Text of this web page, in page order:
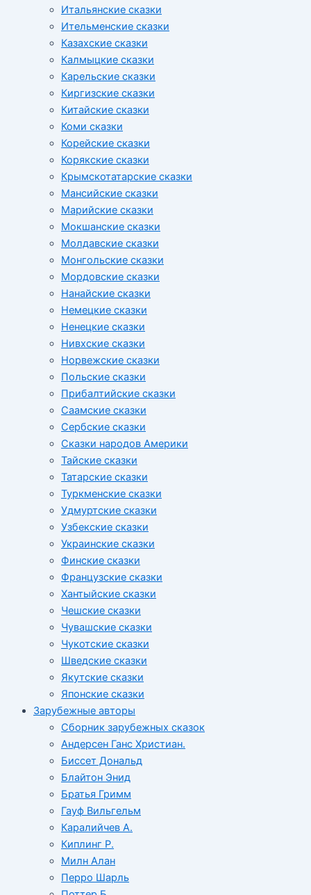
Итальянские сказки
Ительменские сказки
Казахские сказки
Калмыцкие сказки
Карельские сказки
Киргизские сказки
Китайские сказки
Коми сказки
Корейские сказки
Корякские сказки
Крымскотатарские сказки
Мансийские сказки
Марийские сказки
Мокшанские сказки
Молдавские сказки
Монгольские сказки
Мордовские сказки
Нанайские сказки
Немецкие сказки
Ненецкие сказки
Нивхские сказки
Норвежские сказки
Польские сказки
Прибалтийские сказки
Cаамские сказки
Сербские сказки
Сказки народов Америки
Тайские сказки
Татарские сказки
Туркменские сказки
Удмуртские сказки
Узбекские сказки
Украинские сказки
Финские сказки
Французские сказки
Хантыйские сказки
Чешские сказки
Чувашские сказки
Чукотские сказки
Шведские сказки
Якутские сказки
Японские сказки
Зарубежные авторы
Сборник зарубежных сказок
Андерсен Ганс Христиан.
Биссет Дональд
Блайтон Энид
Братья Гримм
Гауф Вильгельм
Каралийчев А.
Киплинг Р.
Милн Алан
Перро Шарль